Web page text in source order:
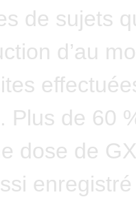
de sujets
d’au
Plus de 60
dose de